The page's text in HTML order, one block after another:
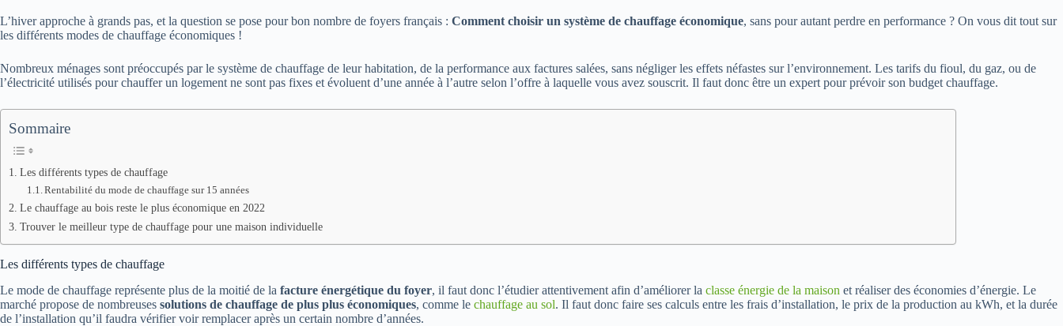
L’hiver approche à grands pas, et la question se pose pour bon nombre de foyers français : Comment choisir un système de chauffage économique, sans pour autant perdre en performance ? On vous dit tout sur
les différents modes de chauffage économiques !
Nombreux ménages sont préoccupés par le système de chauffage de leur habitation, de la performance aux factures salées, sans négliger les effets néfastes sur l’environnement. Les tarifs du fioul, du gaz, ou de
l’électricité utilisés pour chauffer un logement ne sont pas fixes et évoluent d’une année à l’autre selon l’offre à laquelle vous avez souscrit. Il faut donc être un expert pour prévoir son budget chauffage.
Sommaire
Les différents types de chauffage
Rentabilité du mode de chauffage sur 15 années
Le chauffage au bois reste le plus économique en 2022
Trouver le meilleur type de chauffage pour une maison individuelle
Les différents types de chauffage
Le mode de chauffage représente plus de la moitié de la facture énergétique du foyer, il faut donc l’étudier attentivement afin d’améliorer la classe énergie de la maison et réaliser des économies d’énergie. Le
marché propose de nombreuses solutions de chauffage de plus plus économiques, comme le chauffage au sol. Il faut donc faire ses calculs entre les frais d’installation, le prix de la production au kWh, et la durée
de l’installation qu’il faudra vérifier voir remplacer après un certain nombre d’années.